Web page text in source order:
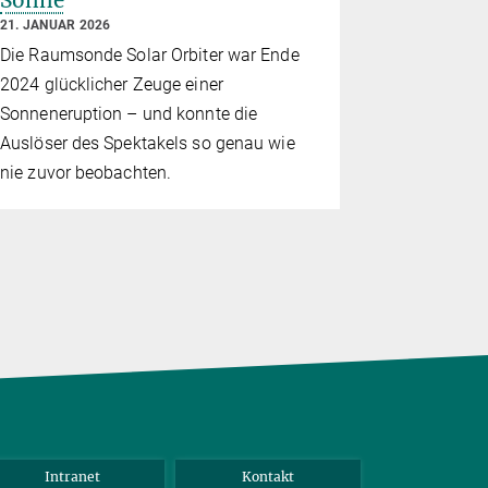
21. JANUAR 2026
Die Raumsonde Solar Orbiter war Ende
2024 glücklicher Zeuge einer
Sonneneruption – und konnte die
Auslöser des Spektakels so genau wie
nie zuvor beobachten.
Intranet Kontakt